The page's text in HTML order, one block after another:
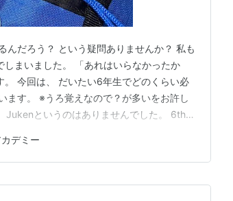
んだろう？ という疑問ありませんか？ 私も
まいました。 「あれはいらなかったか
今回は、 だいたい6年生でどのくらい必
ます。 ※うろ覚えなので？が多いをお許し
というのはありませんでした。 6thか
年生から開始と言われているので、そちら
デミー